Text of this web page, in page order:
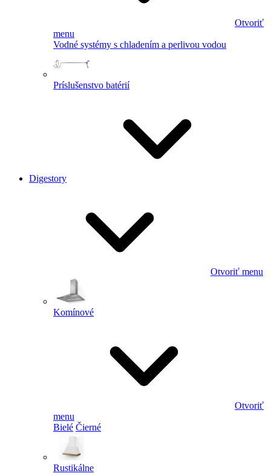
Otvoriť
menu
Vodné systémy s chladením a perlivou vodou
Príslušenstvo batérií
Digestory
Otvoriť menu
Komínové
Otvoriť
menu
Bielé Čierné
Rustikálne